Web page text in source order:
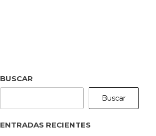
BUSCAR
Buscar
ENTRADAS RECIENTES